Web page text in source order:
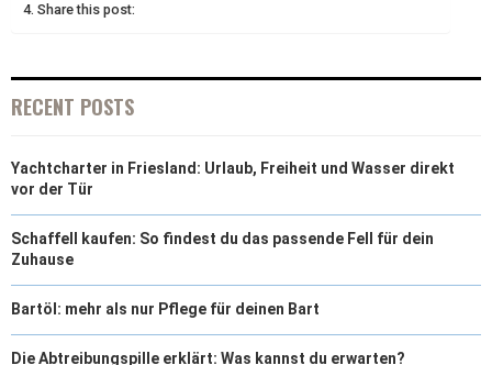
)
Share this post:
RECENT POSTS
Yachtcharter in Friesland: Urlaub, Freiheit und Wasser direkt
vor der Tür
Schaffell kaufen: So findest du das passende Fell für dein
Zuhause
Bartöl: mehr als nur Pflege für deinen Bart
Die Abtreibungspille erklärt: Was kannst du erwarten?